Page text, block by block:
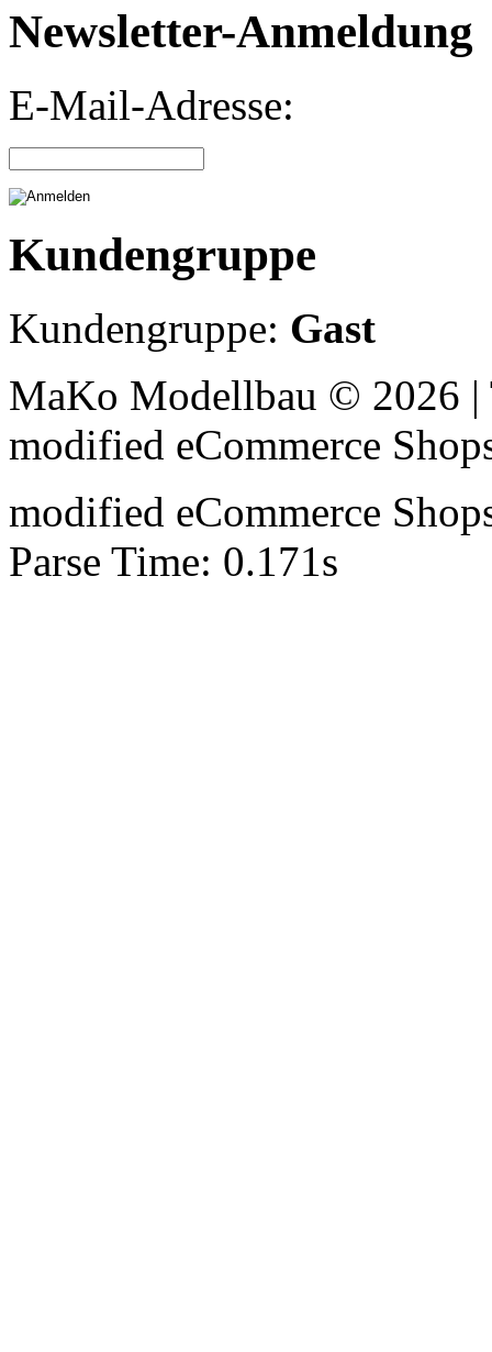
Newsletter-Anmeldung
E-Mail-Adresse:
Kundengruppe
Kundengruppe: Gast
MaKo Modellbau © 2026
modified eCommerce
modified eCommerce
Parse Time: 0.171s